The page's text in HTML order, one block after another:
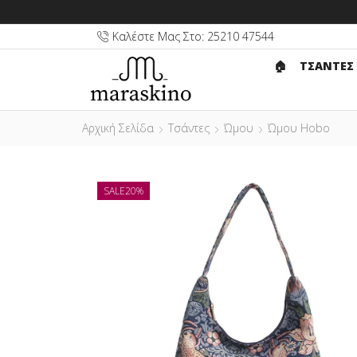
Καλέστε Μας Στο: 25210 47544
🏠︎
ΤΣΑΝΤΕΣ
Αρχική Σελίδα Τσάντες Ώμου Ώμου Hobo
SALE20%